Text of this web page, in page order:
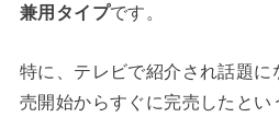
兼用タイプです。
特に、テレビで紹介され話題に
売開始からすぐに完売したとい